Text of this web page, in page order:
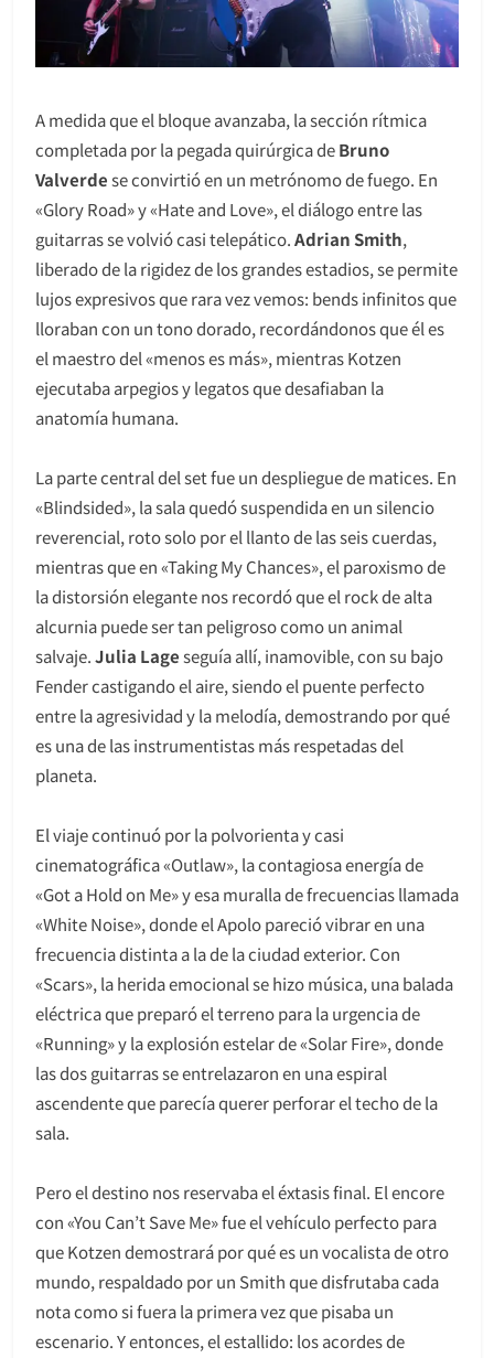
A medida que el bloque avanzaba, la sección rítmica
completada por la pegada quirúrgica deBruno
Valverdese convirtió en un metrónomo de fuego. En
«Glory Road» y «Hate and Love», el diálogo entre las
guitarras se volvió casi telepático.AdrianSmith,
liberado de la rigidez de los grandes estadios, se permite
lujos expresivos que rara vez vemos: bends infinitos que
lloraban con un tono dorado, recordándonos que él es
el maestro del «menos es más», mientras Kotzen
ejecutaba arpegios y legatos que desafiaban la
anatomía humana.
La parte central del set fue un despliegue de matices. En
«Blindsided», la sala quedó suspendida en un silencio
reverencial, roto solo por el llanto de las seis cuerdas,
mientras que en «Taking My Chances», el paroxismo de
la distorsión elegante nos recordó que el rock de alta
alcurnia puede ser tan peligroso como un animal
salvaje.Julia Lageseguía allí, inamovible, con su bajo
Fender castigando el aire, siendo el puente perfecto
entre la agresividad y la melodía, demostrando por qué
es una de las instrumentistas más respetadas del
planeta.
El viaje continuó por la polvorienta y casi
cinematográfica «Outlaw», la contagiosa energía de
«Got a Hold on Me» y esa muralla de frecuencias llamada
«White Noise», donde el Apolo pareció vibrar en una
frecuencia distinta a la de la ciudad exterior. Con
«Scars», la herida emocional se hizo música, una balada
eléctrica que preparó el terreno para la urgencia de
«Running» y la explosión estelar de «Solar Fire», donde
las dos guitarras se entrelazaron en una espiral
ascendente que parecía querer perforar el techo de la
sala.
Pero el destino nos reservaba el éxtasis final. El encore
con «You Can’t Save Me» fue el vehículo perfecto para
que Kotzen demostrará por qué es un vocalista de otro
mundo, respaldado por un Smith que disfrutaba cada
nota como si fuera la primera vez que pisaba un
escenario. Y entonces, el estallido: los acordes de